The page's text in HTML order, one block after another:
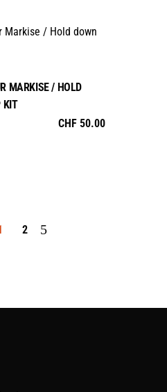
MARKISE / HOLD
KIT
CHF 50.00
2